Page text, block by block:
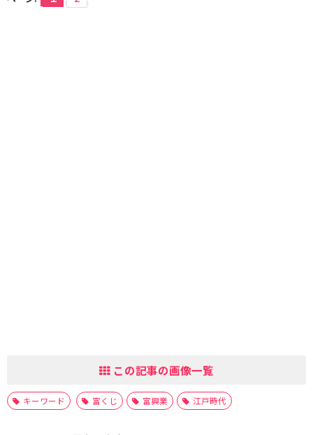
この記事の画像一覧
キーワード 富くじ 富興業 江戸時代